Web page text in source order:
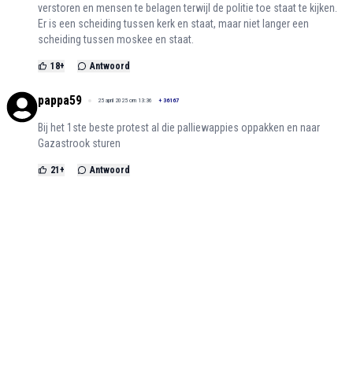
verstoren en mensen te belagen terwijl de politie toe staat te kijken.
Er is een scheiding tussen kerk en staat, maar niet langer een
scheiding tussen moskee en staat.
18+ Antwoord
pappa59 25 april 2025 om 13:36 + 36167
Bij het 1ste beste protest al die palliewappies oppakken en naar
Gazastrook sturen
21+ Antwoord